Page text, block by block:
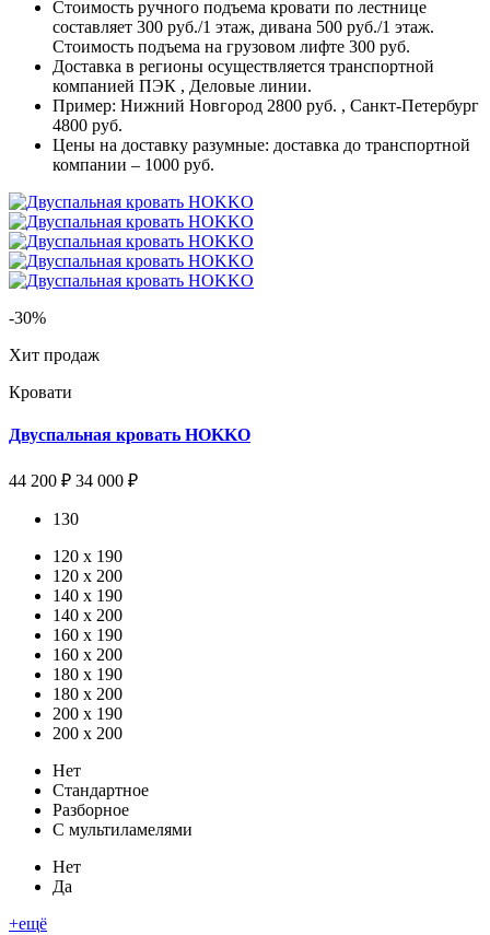
Стоимость ручного подъема кровати по лестнице
составляет 300 руб./1 этаж, дивана 500 руб./1 этаж.
Стоимость подъема на грузовом лифте 300 руб.
Доставка в регионы осуществляется транспортной
компанией ПЭК , Деловые линии.
Пример: Нижний Новгород 2800 руб. , Санкт-Петербург
4800 руб.
Цены на доставку разумные: доставка до транспортной
компании – 1000 руб.
-30%
Хит продаж
Кровати
Двуспальная кровать HOKKO
44 200 ₽ 34 000 ₽
130
120 х 190
120 x 200
140 x 190
140 x 200
160 x 190
160 x 200
180 x 190
180 x 200
200 x 190
200 x 200
Нет
Стандартное
Разборное
С мультиламелями
Нет
Да
+ещё